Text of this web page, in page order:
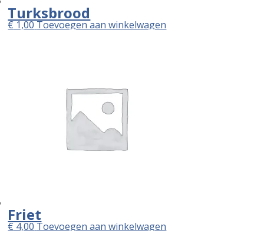
Turksbrood
€1,00Toevoegen aan winkelwagen
Friet
€4,00Toevoegen aan winkelwagen